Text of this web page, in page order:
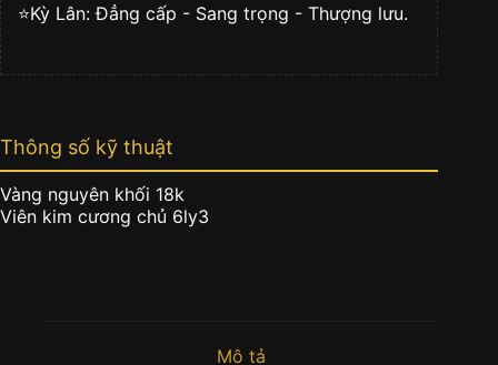
⭐️Kỳ Lân: Đẳng cấp - Sang trọng - Thượng lưu.
Thông số kỹ thuật
Vàng nguyên khối 18k
Viên kim cương chủ 6ly3
Mô tả